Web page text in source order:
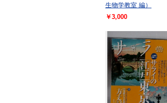
生物学教室 編）
￥3,000